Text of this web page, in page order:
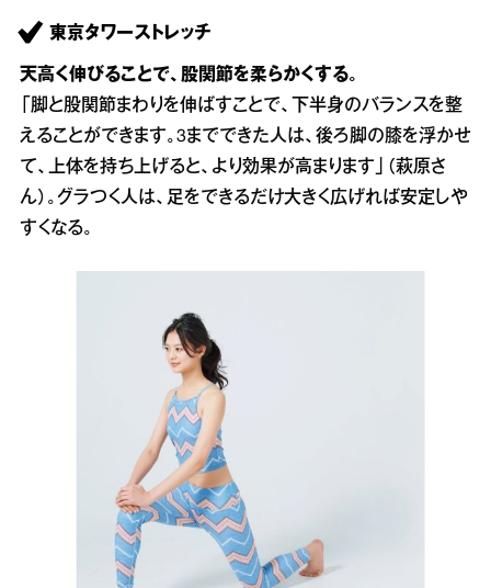
東京タワーストレッチ
天高く伸びることで、股関節を柔らかくする。
「脚と股関節まわりを伸ばすことで、下半身のバランスを整
えることができます。3までできた人は、後ろ脚の膝を浮かせ
て、上体を持ち上げると、より効果が高まります」（萩原さ
ん）。グラつく人は、足をできるだけ大きく広げれば安定しや
すくなる。